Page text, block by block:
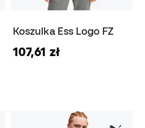
Koszulka Ess Logo FZ
107,61 zł